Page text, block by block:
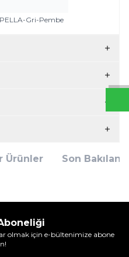
Gri-Pembe
Ürünler Son
olmak için e-bültenimize abone